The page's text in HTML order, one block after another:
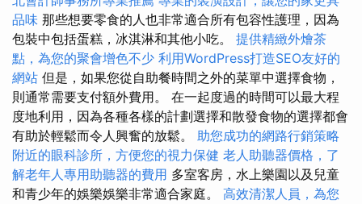
品味 那些想要零食的人也非常適合所有包容性護理，因為
包裝中包括蛋糕，冰淇淋和其他小吃。 提供精緻外燴茶
點，為您的聚會增色不少 利用WordPress打造SEO友好的
網站 但是，如果您從自助餐時間之外的菜單中選擇食物，
則通常需要支付額外費用。 在一起度過的時間可以最大程
度地利用，因為各種各樣的計劃選擇和散發食物的選擇都會
有助於輕鬆而令人興奮的放鬆。 助您成功的網路行銷策略
附近的眼科診所，方便您的視力保健 老人助聽器價格，了
解老年人專用助聽器的費用 多室客房，水上樂園以及兒童
和青少年的娛樂娛樂非常適合家庭。 高效清潔人員，為您